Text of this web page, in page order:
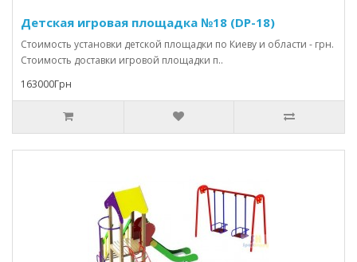
Детская игровая площадка №18 (DP-18)
Стоимость установки детской площадки по Киеву и области - грн.
Стоимость доставки игровой площадки п..
163000Грн